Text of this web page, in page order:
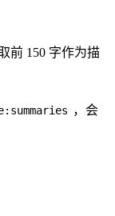
前 150 字作为描
，会